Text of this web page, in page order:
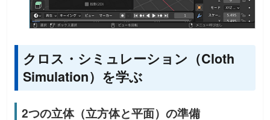
クロス・シミュレーション（Cloth
Simulation）を学ぶ
2つの立体（立方体と平面）の準備